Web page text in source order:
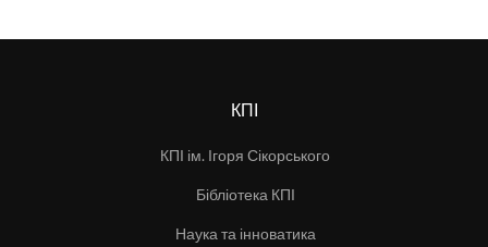
КПІ
КПІ ім. Ігоря Сікорського
Бібліотека КПІ
Наука та інноватика